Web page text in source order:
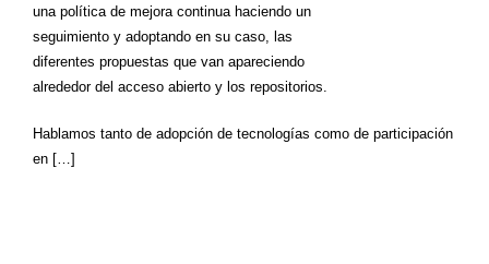
una política de mejora continua haciendo un
seguimiento y adoptando en su caso, las
diferentes propuestas que van apareciendo
alrededor del acceso abierto y los repositorios.
Hablamos tanto de adopción de tecnologías como de participación
en […]